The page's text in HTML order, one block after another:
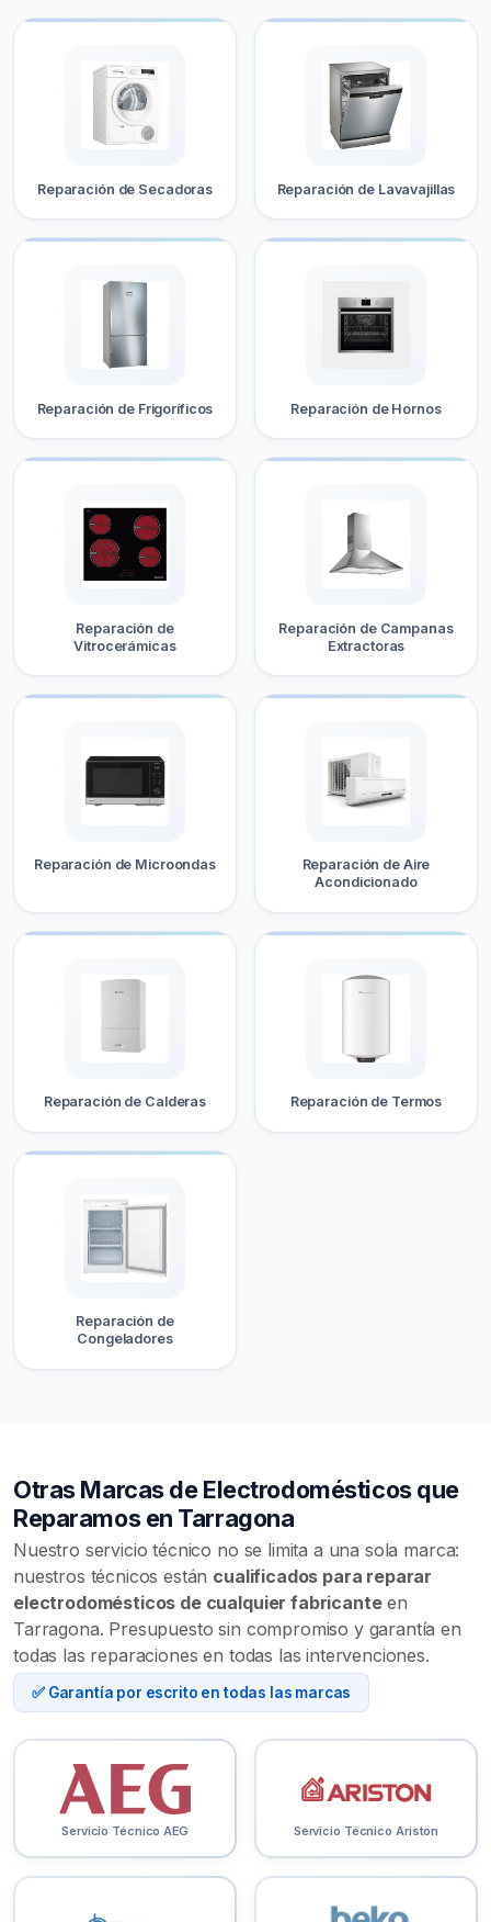
Reparación de Secadoras Reparación de Lavavajillas
Reparación de Frigoríficos Reparación de Hornos
Reparación de
Vitrocerámicas
Reparación de Campanas
Extractoras
Reparación de Microondas
Reparación de Aire
Acondicionado
Reparación de Calderas Reparación de Termos
Reparación de
Congeladores
Otras Marcas de Electrodomésticos que
Reparamos en Tarragona
Nuestro servicio técnico no se limita a una sola marca:
nuestros técnicos están cualificados para reparar
electrodomésticos de cualquier fabricanteen
Tarragona. Presupuesto sin compromiso y garantía en
todas las reparaciones en todas las intervenciones.
✅ Garantía por escrito en todas las marcas
Servicio Técnico AEG Servicio Técnico Ariston